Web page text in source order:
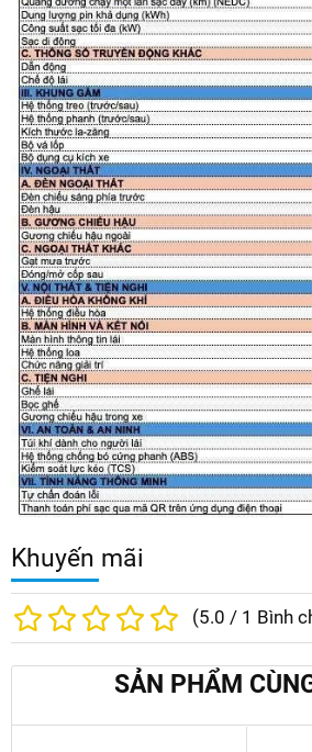
Khuyến mãi
(5.0 / 1 Bình
SẢN PHẨM